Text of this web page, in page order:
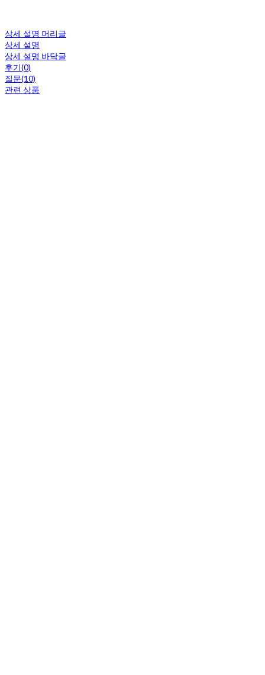
상세 설명 머리글
상세 설명
상세 설명 바닥글
후기(0)
질문(10)
관련 상품